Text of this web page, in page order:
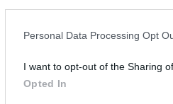
Personal Data Processing Opt
I want to opt-out of the Sharing
Opted In
Cinema III. odzneli aj
ktoré s touto oblasťou
porovnať názory dramaturgov a
kín, technických a
tak fórum, ktoré naplnilo
a českí kinári tak mali